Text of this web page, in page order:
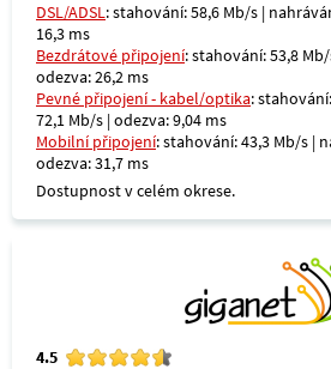
DSL/ADSL: stahování: 58,6 Mb/s |
16,3 ms
Bezdrátové připojení: stahování: 53,8
odezva: 26,2 ms
Pevné připojení - kabel/optika:
72,1 Mb/s | odezva: 9,04 ms
Mobilní připojení: stahování: 43,3 Mb/s |
odezva: 31,7 ms
Dostupnost v celém okrese.
4.5